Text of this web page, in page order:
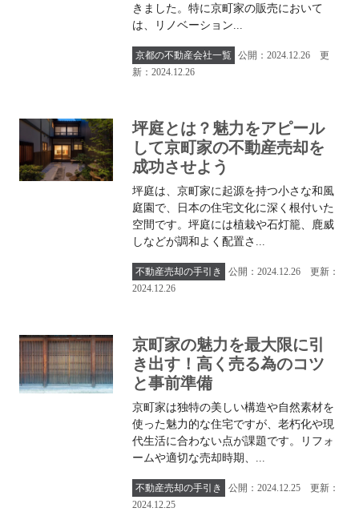
2024年12月 一覧
きました。特に京町家の販売において
は、リノベーション...
京都の不動産会社一覧 公開：2024.12.26 更
新：2024.12.26
坪庭とは？魅力をアピール
して京町家の不動産売却を
成功させよう
坪庭は、京町家に起源を持つ小さな和風
庭園で、日本の住宅文化に深く根付いた
空間です。坪庭には植栽や石灯籠、鹿威
しなどが調和よく配置さ...
不動産売却の手引き
公開：2024.12.26 更新：
2024.12.26
京町家の魅力を最大限に引
き出す！高く売る為のコツ
と事前準備
京町家は独特の美しい構造や自然素材を
使った魅力的な住宅ですが、老朽化や現
代生活に合わない点が課題です。リフォ
ームや適切な売却時期、...
不動産売却の手引き
公開：2024.12.25 更新：
2024.12.25